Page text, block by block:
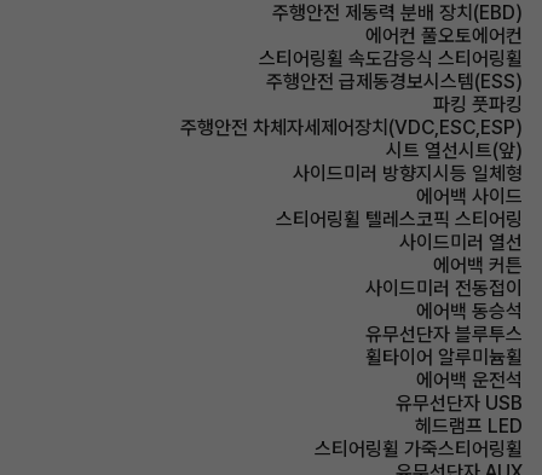
주행안전 제동력 분배 장치(EBD)
에어컨 풀오토에어컨
스티어링휠 속도감응식 스티어링휠
주행안전 급제동경보시스템(ESS)
파킹 풋파킹
주행안전 차체자세제어장치(VDC,ESC,ESP)
시트 열선시트(앞)
사이드미러 방향지시등 일체형
에어백 사이드
스티어링휠 텔레스코픽 스티어링
사이드미러 열선
에어백 커튼
사이드미러 전동접이
에어백 동승석
유무선단자 블루투스
휠타이어 알루미늄휠
에어백 운전석
유무선단자 USB
헤드램프 LED
스티어링휠 가죽스티어링휠